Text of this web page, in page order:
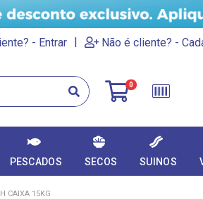
- Entrar | Não é cliente? -
0
PESCADOS SECOS SUINOS
CAIXA 15KG